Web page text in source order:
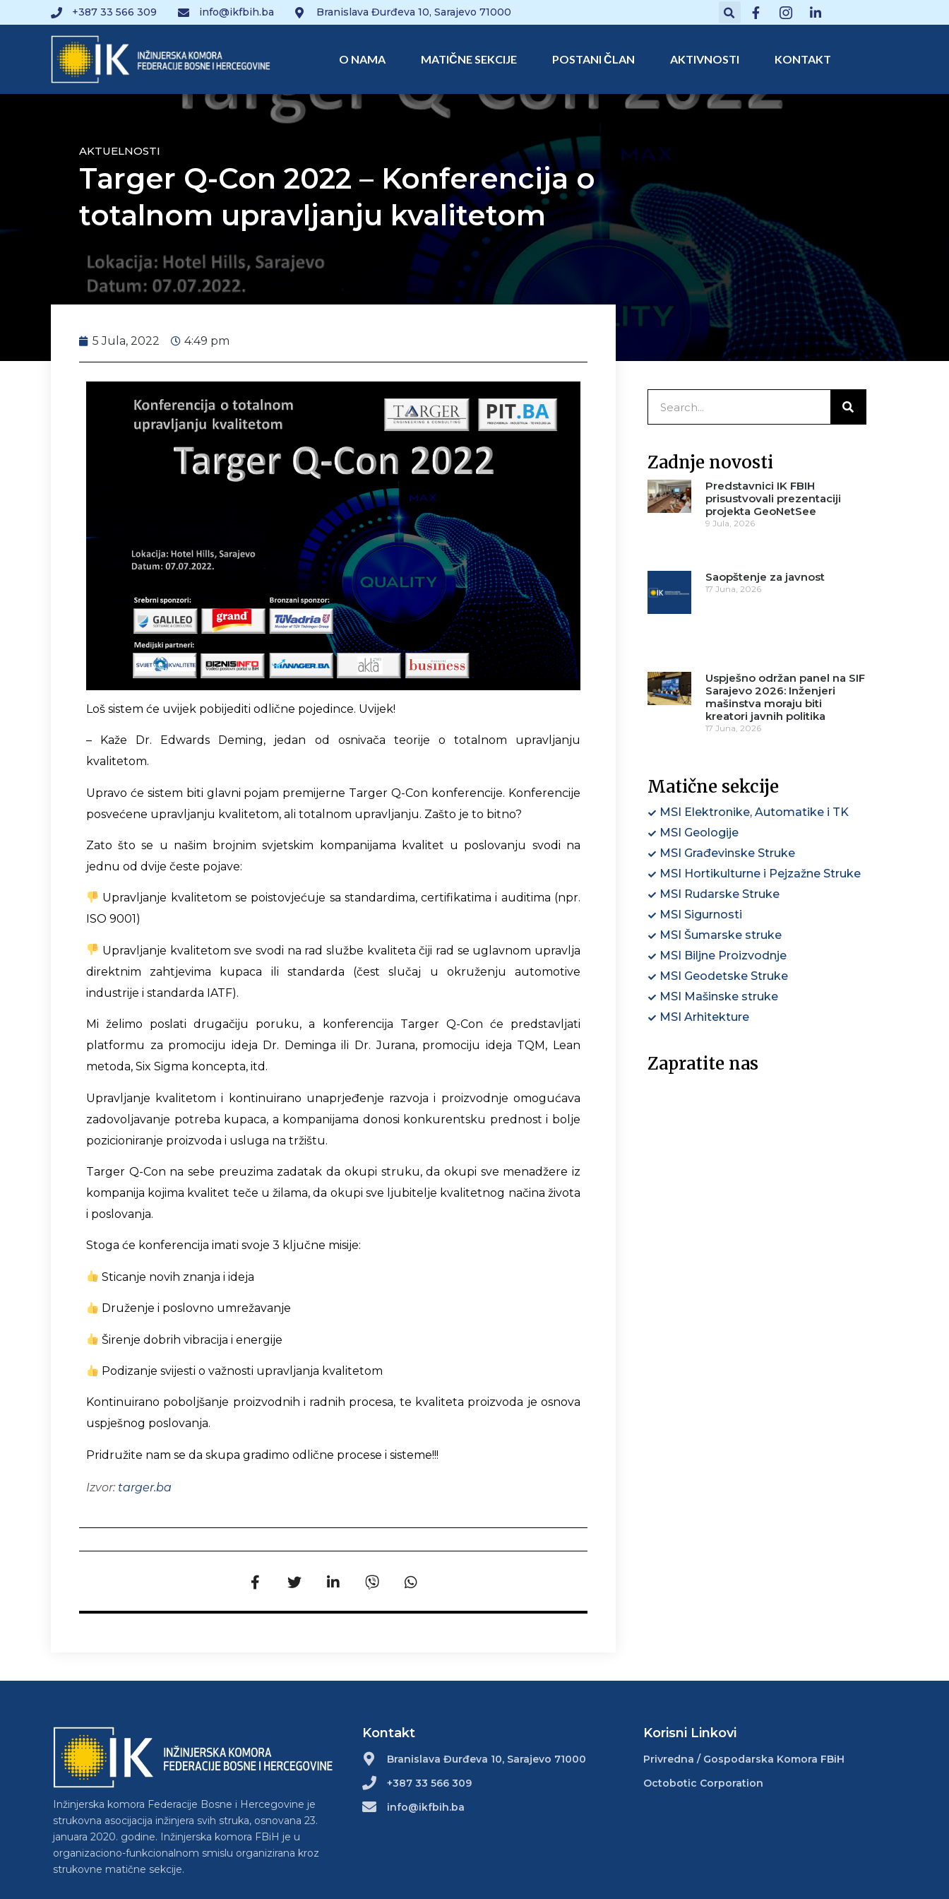
+387 33 566 309 info@ikfbih.ba Branislava Đurđeva 10, Sarajevo 71000
O NAMA MATIČNE SEKCIJE POSTANI ČLAN AKTIVNOSTI KONTAKT
AKTUELNOSTI
Targer Q-Con 2022 – Konferencija o
totalnom upravljanju kvalitetom
5 Jula, 2022 4:49 pm
Loš sistem će uvijek pobijediti odlične pojedince. Uvijek!
– Kaže Dr. Edwards Deming, jedan od osnivača teorije o totalnom upravljanju
kvalitetom.
Upravo će sistem biti glavni pojam premijerne Targer Q-Con konferencije. Konferencije
posvećene upravljanju kvalitetom, ali totalnom upravljanju. Zašto je to bitno?
Zato što se u našim brojnim svjetskim kompanijama kvalitet u poslovanju svodi na
jednu od dvije česte pojave:
Upravljanje kvalitetom se poistovjećuje sa standardima, certifikatima i auditima (npr.
ISO 9001)
Upravljanje kvalitetom sve svodi na rad službe kvaliteta čiji rad se uglavnom upravlja
direktnim zahtjevima kupaca ili standarda (čest slučaj u okruženju automotive
industrije i standarda IATF).
Mi želimo poslati drugačiju poruku, a konferencija Targer Q-Con će predstavljati
platformu za promociju ideja Dr. Deminga ili Dr. Jurana, promociju ideja TQM, Lean
metoda, Six Sigma koncepta, itd.
Upravljanje kvalitetom i kontinuirano unaprjeđenje razvoja i proizvodnje omogućava
zadovoljavanje potreba kupaca, a kompanijama donosi konkurentsku prednost i bolje
pozicioniranje proizvoda i usluga na tržištu.
Targer Q-Con na sebe preuzima zadatak da okupi struku, da okupi sve menadžere iz
kompanija kojima kvalitet teče u žilama, da okupi sve ljubitelje kvalitetnog načina života
i poslovanja.
Stoga će konferencija imati svoje 3 ključne misije:
Sticanje novih znanja i ideja
Druženje i poslovno umrežavanje
Širenje dobrih vibracija i energije
Podizanje svijesti o važnosti upravljanja kvalitetom
Kontinuirano poboljšanje proizvodnih i radnih procesa, te kvaliteta proizvoda je osnova
uspješnog poslovanja.
Pridružite nam se da skupa gradimo odlične procese i sisteme!!!
Izvor: targer.ba
Zadnje novosti
Predstavnici IK FBIH
prisustvovali prezentaciji
projekta GeoNetSee
9 Jula, 2026
Saopštenje za javnost
17 Juna, 2026
Uspješno održan panel na SIF
Sarajevo 2026: Inženjeri
mašinstva moraju biti
kreatori javnih politika
17 Juna, 2026
Matične sekcije
MSI Elektronike, Automatike i TK
MSI Geologije
MSI Građevinske Struke
MSI Hortikulturne i Pejzažne Struke
MSI Rudarske Struke
MSI Sigurnosti
MSI Šumarske struke
MSI Biljne Proizvodnje
MSI Geodetske Struke
MSI Mašinske struke
MSI Arhitekture
Zapratite nas
Inžinjerska komora Federacije Bosne i Hercegovine je
strukovna asocijacija inžinjera svih struka, osnovana 23.
januara 2020. godine. Inžinjerska komora FBiH je u
organizaciono-funkcionalnom smislu organizirana kroz
strukovne matične sekcije.
Kontakt
Branislava Đurđeva 10, Sarajevo 71000
+387 33 566 309
info@ikfbih.ba
Korisni Linkovi
Privredna / Gospodarska Komora FBiH
Octobotic Corporation